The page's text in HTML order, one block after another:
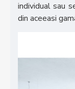
individual sau
din aceeasi